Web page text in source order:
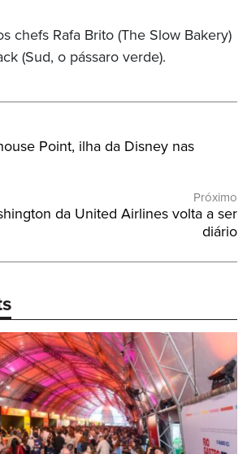
chefs Rafa Brito (The Slow Bakery)
(Sud, o pássaro verde).
Point, ilha da Disney nas
Próximo
da United Airlines volta a ser
diário